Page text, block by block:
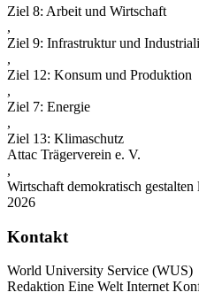
Ziel 8: Arbeit und Wirtschaft
,
Ziel 9: Infrastruktur und
,
Ziel 12: Konsum und Produktion
,
Ziel 7: Energie
,
Ziel 13: Klimaschutz
Attac Trägerverein e. V.
,
Wirtschaft demokratisch gestalten
2026
Kontakt
World University Service (WUS)
Redaktion Eine Welt Internet